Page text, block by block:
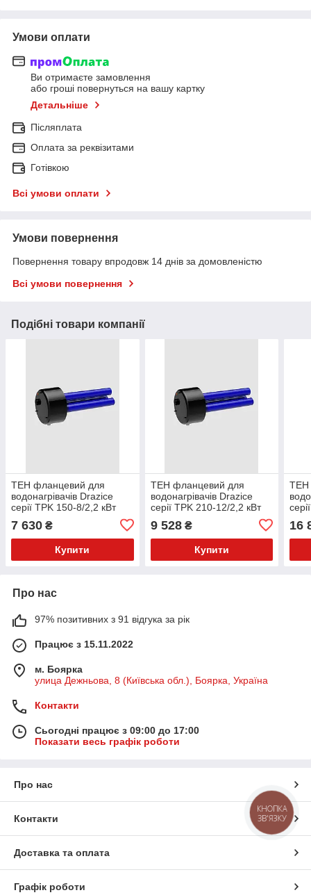
Умови оплати
Ви отримаєте замовлення
або гроші повернуться на вашу картку
Детальніше
Післяплата
Оплата за реквізитами
Готівкою
Всі умови оплати
Умови повернення
Повернення товару впродовж 14 днів за домовленістю
Всі умови повернення
Подібні товари компанії
ТЕН фланцевий для
водонагрівачів Drazice
серії TPK 150-8/2,2 кВт
7 630 ₴
Купити
ТЕН фланцевий для
водонагрівачів Drazice
серії TPK 210-12/2,2 кВт
9 528₴
Купити
ТЕН
16
Про нас
97% позитивних з 91 відгука за рік
Працює з 15.11.2022
м. Боярка
улица Дежньова, 8 (Київська обл.), Боярка, Україна
Контакти
Сьогодні працює з 09:00 до 17:00
Показати весь графік роботи
Про нас
Контакти
Доставка та оплата
Графік роботи
КНОПКА
ЗВ'ЯЗКУ